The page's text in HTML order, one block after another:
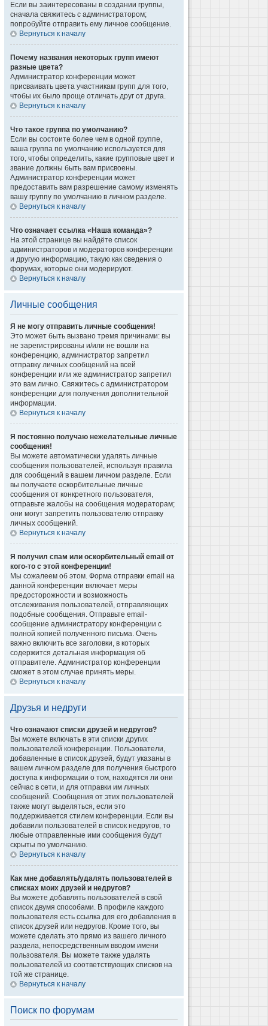
Если вы заинтересованы в создании группы,
сначала свяжитесь с администратором;
попробуйте отправить ему личное сообщение.
Вернуться к началу
Почему названия некоторых групп имеют
разные цвета?
Администратор конференции может
присваивать цвета участникам групп для того,
чтобы их было проще отличать друг от друга.
Вернуться к началу
Что такое группа по умолчанию?
Если вы состоите более чем в одной группе,
ваша группа по умолчанию используется для
того, чтобы определить, какие групповые цвет и
звание должны быть вам присвоены.
Администратор конференции может
предоставить вам разрешение самому изменять
вашу группу по умолчанию в личном разделе.
Вернуться к началу
Что означает ссылка «Наша команда»?
На этой странице вы найдёте список
администраторов и модераторов конференции
и другую информацию, такую как сведения о
форумах, которые они модерируют.
Вернуться к началу
Личные сообщения
Я не могу отправить личные сообщения!
Это может быть вызвано тремя причинами: вы
не зарегистрированы и/или не вошли на
конференцию, администратор запретил
отправку личных сообщений на всей
конференции или же администратор запретил
это вам лично. Свяжитесь с администратором
конференции для получения дополнительной
информации.
Вернуться к началу
Я постоянно получаю нежелательные личные
сообщения!
Вы можете автоматически удалять личные
сообщения пользователей, используя правила
для сообщений в вашем личном разделе. Если
вы получаете оскорбительные личные
сообщения от конкретного пользователя,
отправьте жалобы на сообщения модераторам;
они могут запретить пользователю отправку
личных сообщений.
Вернуться к началу
Я получил спам или оскорбительный email от
кого-то с этой конференции!
Мы сожалеем об этом. Форма отправки email на
данной конференции включает меры
предосторожности и возможность
отслеживания пользователей, отправляющих
подобные сообщения. Отправьте email-
сообщение администратору конференции с
полной копией полученного письма. Очень
важно включить все заголовки, в которых
содержится детальная информация об
отправителе. Администратор конференции
сможет в этом случае принять меры.
Вернуться к началу
Друзья и недруги
Что означают списки друзей и недругов?
Вы можете включать в эти списки других
пользователей конференции. Пользователи,
добавленные в список друзей, будут указаны в
вашем личном разделе для получения быстрого
доступа к информации о том, находятся ли они
сейчас в сети, и для отправки им личных
сообщений. Сообщения от этих пользователей
также могут выделяться, если это
поддерживается стилем конференции. Если вы
добавили пользователей в список недругов, то
любые отправленные ими сообщения будут
скрыты по умолчанию.
Вернуться к началу
Как мне добавлять/удалять пользователей в
списках моих друзей и недругов?
Вы можете добавлять пользователей в свой
список двумя способами. В профиле каждого
пользователя есть ссылка для его добавления в
список друзей или недругов. Кроме того, вы
можете сделать это прямо из вашего личного
раздела, непосредственным вводом имени
пользователя. Вы можете также удалять
пользователей из соответствующих списков на
той же странице.
Вернуться к началу
Поиск по форумам